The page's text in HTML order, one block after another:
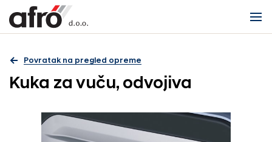
Povratak na pregled opreme
Kuka za vuču, odvojiva